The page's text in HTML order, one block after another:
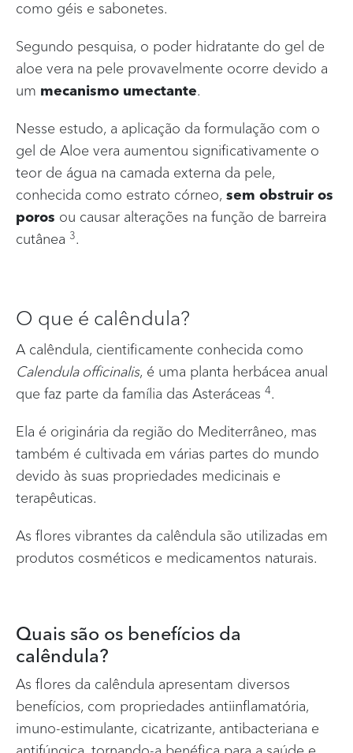
como géis e sabonetes.
Segundo pesquisa, o poder hidratante do gel de
aloe vera na pele provavelmente ocorre devido a
um mecanismo umectante.
Nesse estudo, a aplicação da formulação com o
gel de Aloe vera aumentou significativamente o
teor de água na camada externa da pele,
conhecida como estrato córneo, sem obstruir os
poros ou causar alterações na função de barreira
cutânea 3.
O que é calêndula?
A calêndula, cientificamente conhecida como
Calendula officinalis, é uma planta herbácea anual
que faz parte da família das Asteráceas 4.
Ela é originária da região do Mediterrâneo, mas
também é cultivada em várias partes do mundo
devido às suas propriedades medicinais e
terapêuticas.
As flores vibrantes da calêndula são utilizadas em
produtos cosméticos e medicamentos naturais.
Quais são os benefícios da
calêndula?
As flores da calêndula apresentam diversos
benefícios, com propriedades antiinflamatória,
imuno-estimulante, cicatrizante, antibacteriana e